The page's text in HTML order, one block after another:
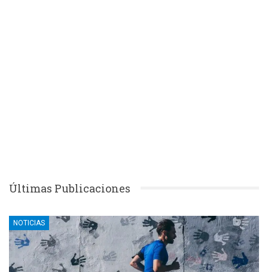
Últimas Publicaciones
NOTICIAS